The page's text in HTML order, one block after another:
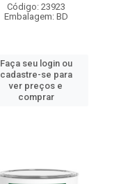
Código: 23923
Embalagem: BD
Faça seu login ou
cadastre-se para
ver preços e
comprar